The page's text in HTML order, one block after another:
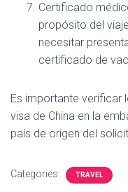
Certificado
propósito del
necesitar
certificado de
Es importante verificar
visa de China en la
país de origen del
Categories: TRAVEL